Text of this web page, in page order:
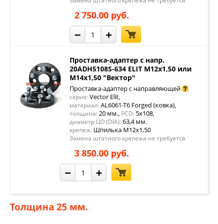
2 750.00 руб.
− +
Проставка-адаптер с напр.
20ADH5108S-634 ELIT M12x1,50 или
M14x1,50 "Вектор"
Проставка-адаптер с направляющей
серия: Vector Elit,
материал: AL6061-T6 Forged (ковка),
толщина: 20 мм., PCD: 5x108,
диаметр ЦО (DIA): 63,4 мм.
крепеж: Шпилька М12х1,50
Замена штатного крепежа не требуется
3 850.00 руб.
− +
Толщина 25 мм.